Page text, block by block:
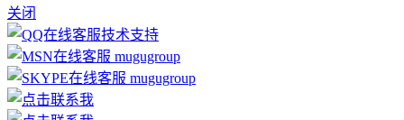
关闭
技术支持
mugugroup
mugugroup